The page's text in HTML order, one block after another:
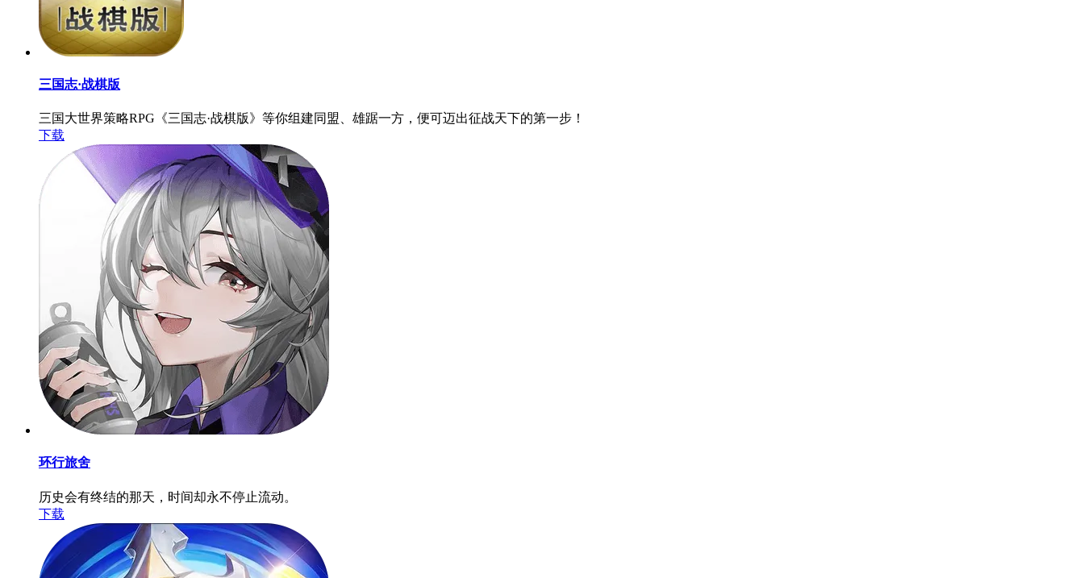
三国志·战棋版
三国大世界策略RPG《三国志·战棋版》等你组建同盟、雄踞一方，便可迈出征战天下的第一步！
下载
环行旅舍
历史会有终结的那天，时间却永不停止流动。
下载